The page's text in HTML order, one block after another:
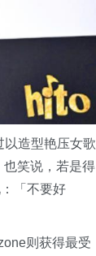
造型艳压女歌
笑说，若是得
「不要好
则获得最受